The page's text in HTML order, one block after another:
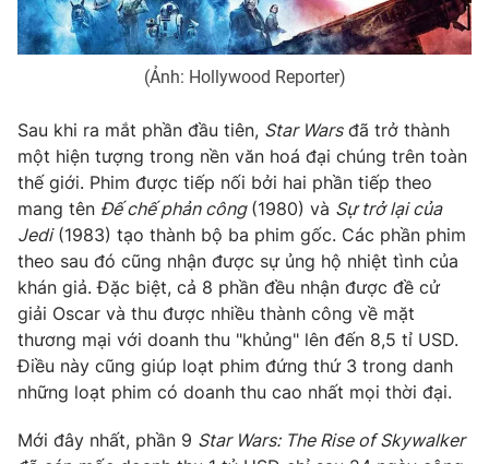
Theo dõi báo trên
Cơ quan chủ quản:
Đài Truyền hình Việt Nam
Cơ quan báo chí: Thời báo VTV
Giấy phép hoạt động báo in và báo điện tử số 483/GP-BTTTT
cấp ngày 29/12/2023
Tổng Biên tập:Vũ Thanh Thủy
Phó Tổng Biên tập: Nguyễn Thị Mỹ Hạnh, Phạm Quốc Thắng,
Tổng đài VTV:024.38 355 931 - 024.38 355 932
(Ảnh: Hollywood Reporter)
Sau khi ra mắt phần đầu tiên, Star Warsđã trở thành
một hiện tượng trong nền văn hoá đại chúng trên toàn
thế giới. Phim được tiếp nối bởi hai phần tiếp theo
mang tên Đế chế phản công (1980) và Sự trở lại của
Jedi(1983) tạo thành bộ ba phim gốc. Các phần phim
theo sau đó cũng nhận được sự ủng hộ nhiệt tình của
khán giả. Đặc biệt, cả 8 phần đều nhận được đề cử
giải Oscar và thu được nhiều thành công về mặt
thương mại với doanh thu "khủng" lên đến 8,5 tỉ USD.
Điều này cũng giúp loạt phim đứng thứ 3 trong danh
những loạt phim có doanh thu cao nhất mọi thời đại.
Mới đây nhất, phần 9 Star Wars: The Rise of Skywalker